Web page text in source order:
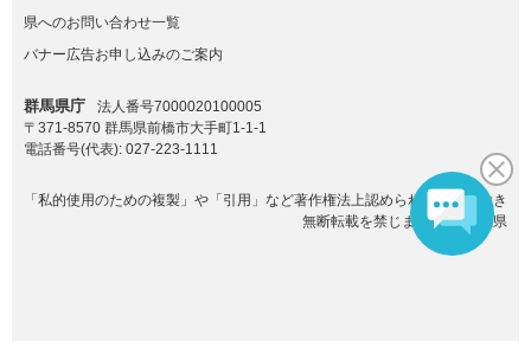
県へのお問い合わせ一覧
バナー広告お申し込みのご案内
群馬県庁
法人番号7000020100005
〒371-8570 群馬県前橋市大手町1-1-1
電話番号(代表): 027-223-1111
「私的使用のための複製」や「引用」など著作権法上認められた場合を除き
無断転載を禁じます。(C)群馬県